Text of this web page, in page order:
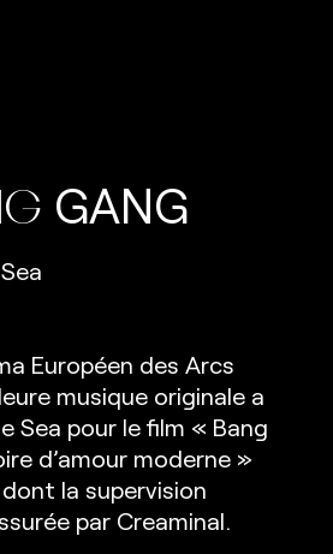
GANG
Européen des Arcs
musique originale a
Sea pour le film « Bang
d’amour moderne »
la supervision
par Creaminal.